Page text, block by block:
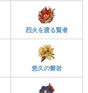
烈火を渡る賢者
悠久の磐岩